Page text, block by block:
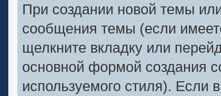
При создании новой темы
сообщения темы (если
щелкните вкладку или
основной формой создания
используемого стиля). Если